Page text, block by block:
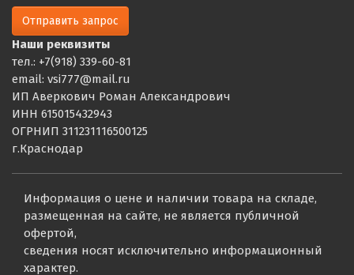
Отправить запрос
Наши реквизиты
тел.: +7(918) 339-60-81
email: vsi777@mail.ru
ИП Аверкович Роман Александрович
ИНН 615015432943
ОГРНИП 311231116500125
г.Краснодар
Информация о цене и наличии товара на складе,
размещенная на сайте, не является публичной
офертой,
сведения носят исключительно информационный
характер.